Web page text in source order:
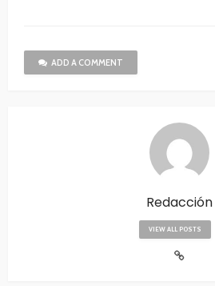
ADD A COMMENT
Redacción
VIEW ALL POSTS